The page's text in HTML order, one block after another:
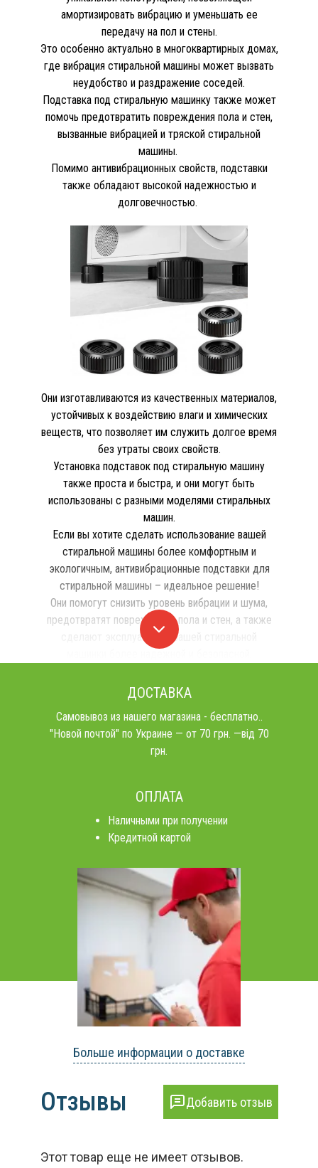
амортизировать вибрацию и уменьшать ее
передачу на пол и стены.
Это особенно актуально в многоквартирных домах,
где вибрация стиральной машины может вызвать
неудобство и раздражение соседей.
Подставка под стиральную машинку также может
помочь предотвратить повреждения пола и стен,
вызванные вибрацией и тряской стиральной
машины.
Помимо антивибрационных свойств, подставки
также обладают высокой надежностью и
долговечностью.
Они изготавливаются из качественных материалов,
устойчивых к воздействию влаги и химических
веществ, что позволяет им служить долгое время
без утраты своих свойств.
Установка подставок под стиральную машину
также проста и быстра, и они могут быть
использованы с разными моделями стиральных
машин.
Если вы хотите сделать использование вашей
стиральной машины более комфортным и
экологичным, антивибрационные подставки для
стиральной машины – идеальное решение!
Они помогут снизить уровень вибрации и шума,
предотвратят повреждения пола и стен, а также
сделают эксплуатацию вашей стиральной
ДОСТАВКА
Самовывоз из нашего магазина - бесплатно..
"Новой почтой" по Украине — от 70 грн. —від 70
грн.
ОПЛАТА
Наличными при получении
Кредитной картой
Больше информации о доставке
Отзывы Добавить отзыв
Этот товар еще не имеет отзывов.